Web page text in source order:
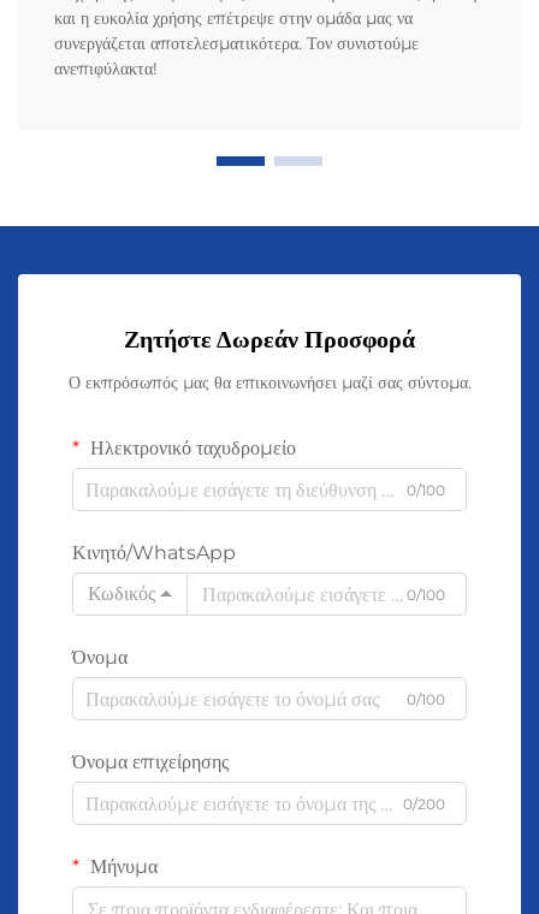
και η ευκολία χρήσης επέτρεψε στην ομάδα μας να
συνεργάζεται αποτελεσματικότερα. Τον συνιστούμε
ανεπιφύλακτα!
Ζητήστε Δωρεάν Προσφορά
Ο εκπρόσωπός μας θα επικοινωνήσει μαζί σας σύντομα.
Ηλεκτρονικό ταχυδρομείο
0/100
Κινητό/WhatsApp
Κωδικός
0/100
Όνομα
0/100
Όνομα επιχείρησης
0/200
Μήνυμα